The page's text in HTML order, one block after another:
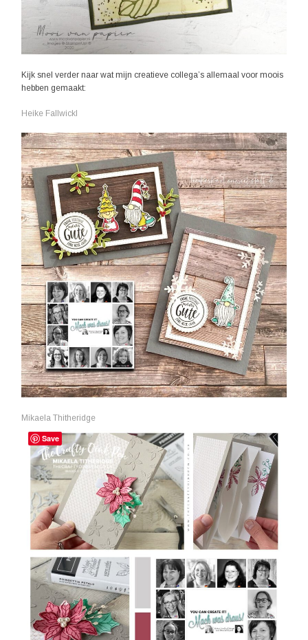
Kijk snel verder naar wat mijn creatieve collega’s allemaal voor moois
hebben gemaakt:
Heike Fallwickl
Mikaela Thitheridge
Save